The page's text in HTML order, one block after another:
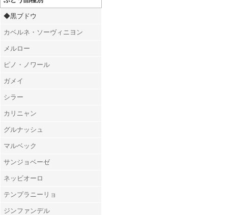
◆黒ブドウ
カベルネ・ソーヴィニヨン
メルロー
ピノ・ノワール
ガメイ
シラー
カリニャン
グルナッシュ
マルベック
サンジョベーゼ
ネッビオーロ
テンプラニーリョ
ジンファンデル